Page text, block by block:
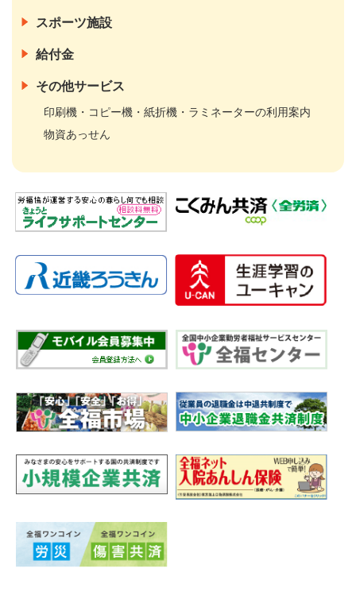
スポーツ施設
給付金
その他サービス
印刷機・コピー機・紙折機・ラミネーターの利用案内
物資あっせん